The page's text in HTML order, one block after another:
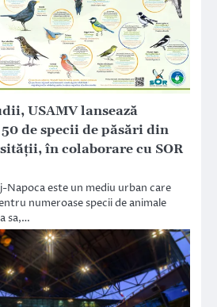
USAMV lansează
de specii de păsări din
în colaborare cu SOR
Napoca este un mediu urban care
numeroase specii de animale
sa,…